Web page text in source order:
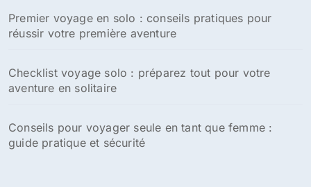
Premier voyage en solo : conseils pratiques pour
réussir votre première aventure
Checklist voyage solo : préparez tout pour votre
aventure en solitaire
Conseils pour voyager seule en tant que femme :
guide pratique et sécurité